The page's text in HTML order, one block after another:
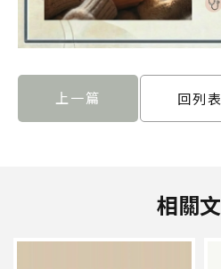
上一篇 回列表